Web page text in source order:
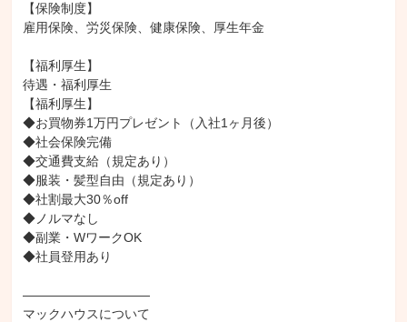
【保険制度】
雇用保険、労災保険、健康保険、厚生年金
【福利厚生】
待遇・福利厚生
【福利厚生】
◆お買物券1万円プレゼント（入社1ヶ月後）
◆社会保険完備
◆交通費支給（規定あり）
◆服装・髪型自由（規定あり）
◆社割最大30％off
◆ノルマなし
◆副業・WワークOK
◆社員登用あり
――――――――――
マックハウスについて